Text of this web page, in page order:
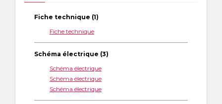
Fiche technique (1)
Fiche technique
Schéma électrique (3)
Schéma électrique
Schéma électrique
Schéma électrique